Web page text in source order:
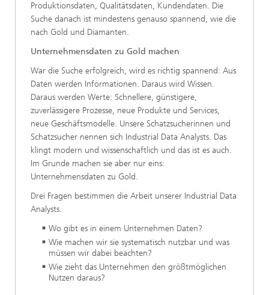
Produktionsdaten, Qualitätsdaten, Kundendaten. Die
Suche danach ist mindestens genauso spannend, wie die
nach Gold und Diamanten.
Unternehmensdaten zu Gold machen
War die Suche erfolgreich, wird es richtig spannend: Aus
Daten werden Informationen. Daraus wird Wissen.
Daraus werden Werte: Schnellere, günstigere,
zuverlässigere Prozesse, neue Produkte und Services,
neue Geschäftsmodelle. Unsere Schatzsucherinnen und
Schatzsucher nennen sich Industrial Data Analysts. Das
klingt modern und wissenschaftlich und das ist es auch.
Im Grunde machen sie aber nur eins:
Unternehmensdaten zu Gold.
Drei Fragen bestimmen die Arbeit unserer Industrial Data
Analysts.
Wo gibt es in einem Unternehmen Daten?
Wie machen wir sie systematisch nutzbar und was
müssen wir dabei beachten?
Wie zieht das Unternehmen den größtmöglichen
Nutzen daraus?